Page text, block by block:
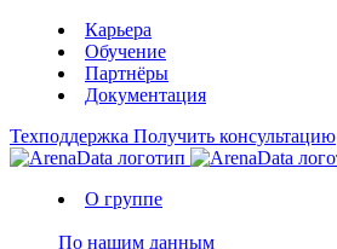
Карьера
Обучение
Партнёры
Документация
Техподдержка Получить консультацию
О группе
По нашим данным